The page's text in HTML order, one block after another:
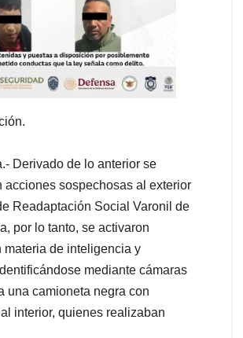
Derivado de lo anterior se
acciones sospechosas al exterior
Readaptación Social Varonil de
por lo tanto, se activaron
materia de inteligencia y
mediante cámaras
una camioneta negra con
interior, quienes realizaban